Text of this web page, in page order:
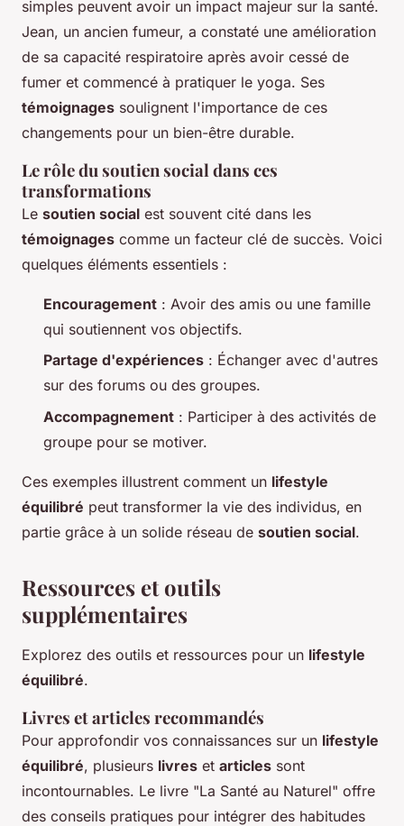
simples peuvent avoir un impact majeur sur la santé.
Jean, un ancien fumeur, a constaté une amélioration
de sa capacité respiratoire après avoir cessé de
fumer et commencé à pratiquer le yoga. Ses
témoignages soulignent l'importance de ces
changements pour un bien-être durable.
Le rôle du soutien social dans ces
transformations
Le soutien social est souvent cité dans les
témoignages comme un facteur clé de succès. Voici
quelques éléments essentiels :
Encouragement : Avoir des amis ou une famille
qui soutiennent vos objectifs.
Partage d'expériences : Échanger avec d'autres
sur des forums ou des groupes.
Accompagnement : Participer à des activités de
groupe pour se motiver.
Ces exemples illustrent comment un lifestyle
équilibré peut transformer la vie des individus, en
partie grâce à un solide réseau de soutien social.
Ressources et outils
supplémentaires
Explorez des outils et ressources pour un lifestyle
équilibré.
Livres et articles recommandés
Pour approfondir vos connaissances sur un lifestyle
équilibré, plusieurs livres et articles sont
incontournables. Le livre "La Santé au Naturel" offre
des conseils pratiques pour intégrer des habitudes